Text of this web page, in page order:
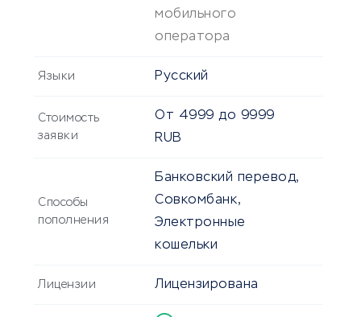
мобильного
оператора
Языки Русский
Стоимость
заявки
От 4999 до 9999
RUB
Способы
пополнения
Банковский перевод,
Совкомбанк,
Электронные
кошельки
Лицензии Лицензирована